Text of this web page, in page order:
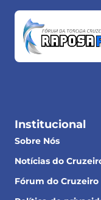
Institucional
Sobre Nós
Notícias do
Fórum do Cruzeiro